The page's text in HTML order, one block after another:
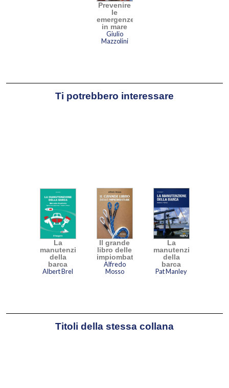
Prevenire
le
emergenze
in mare
Giulio
Mazzolini
Ti potrebbero interessare
La
manutenzione
della
barca
Albert Brel
Il grande
libro delle
impiombature
Alfredo
Mosso
La
manutenzione
della
barca
Pat Manley
Titoli della stessa collana